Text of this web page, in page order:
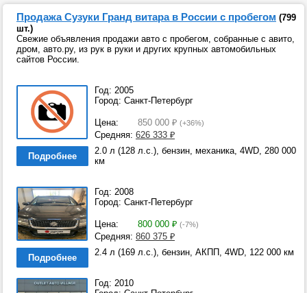
Продажа Сузуки Гранд витара в России с пробегом (799
шт.)
Свежие объявления продажи авто с пробегом, собранные с авито,
дром, авто.ру, из рук в руки и других крупных автомобильных
сайтов России.
Год: 2005
Город: Санкт-Петербург
Цена: 850 000 ₽ (+36%)
Средняя: 626 333 ₽
Подробнее
2.0 л (128 л.с.), бензин, механика, 4WD, 280 000
км
Год: 2008
Город: Санкт-Петербург
Цена: 800 000 ₽ (-7%)
Средняя: 860 375 ₽
Подробнее
2.4 л (169 л.с.), бензин, АКПП, 4WD, 122 000 км
Год: 2010